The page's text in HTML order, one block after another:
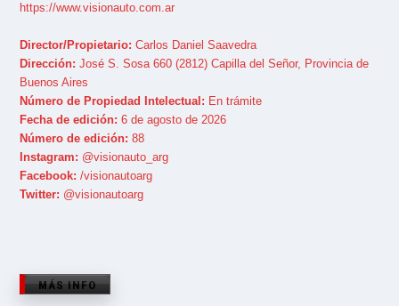
https://www.visionauto.com.ar
Director/Propietario: Carlos Daniel Saavedra
Dirección: José S. Sosa 660 (2812) Capilla del Señor, Provincia de
Buenos Aires
Número de Propiedad Intelectual: En trámite
Fecha de edición: 6 de agosto de 2026
Número de edición: 88
Instagram: @visionauto_arg
Facebook: /visionautoarg
Twitter: @visionautoarg
MÁS INFO